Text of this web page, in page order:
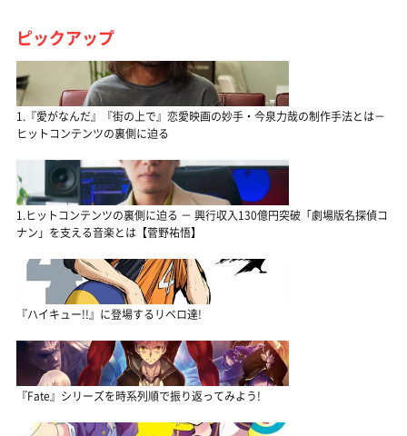
ピックアップ
1.『愛がなんだ』『街の上で』恋愛映画の妙手・今泉力哉の制作手法とは－
ヒットコンテンツの裏側に迫る
1.ヒットコンテンツの裏側に迫る － 興行収入130億円突破「劇場版名探偵コ
ナン」を支える音楽とは【菅野祐悟】
『ハイキュー!!』に登場するリベロ達!
『Fate』シリーズを時系列順で振り返ってみよう!